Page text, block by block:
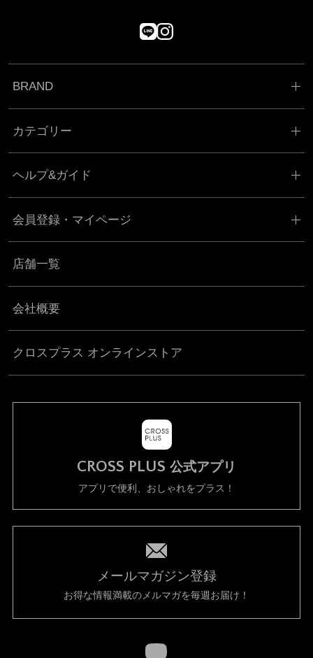
BRAND
カテゴリー
ヘルプ&ガイド
会員登録・マイページ
店舗一覧
会社概要
クロスプラス オンラインストア
CROSS PLUS 公式アプリ
アプリで便利、おしゃれをプラス！
メールマガジン登録
お得な情報満載のメルマガを毎週お届け！